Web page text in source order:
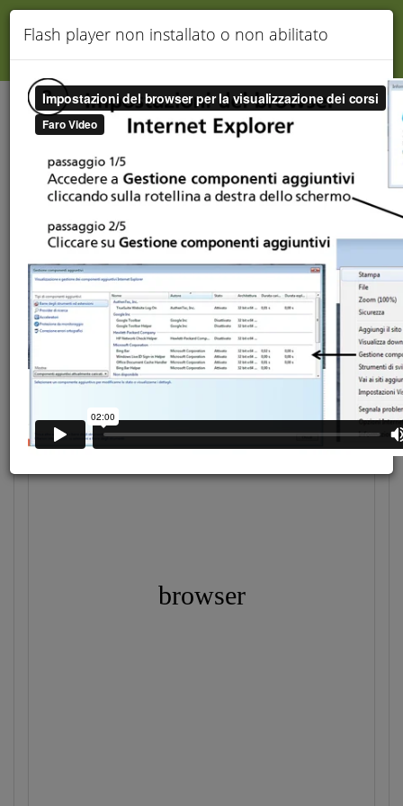
Assistenza
TERMINA
Flash player non installato o non abilitato
Gentile Utente, stai visualizzando un corso DEMO.
Per continuare la Tua formazione collegaticliccando
Utilizzo e-learning utente